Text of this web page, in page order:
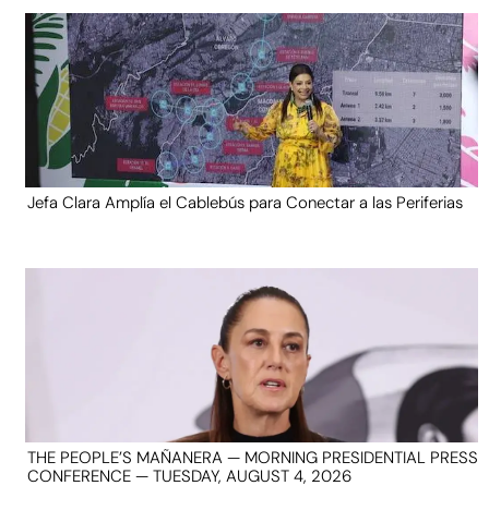
Jefa Clara Amplía el Cablebús para Conectar a las Periferias
THE PEOPLE’S MAÑANERA — MORNING PRESIDENTIAL PRESS
CONFERENCE — TUESDAY, AUGUST 4, 2026